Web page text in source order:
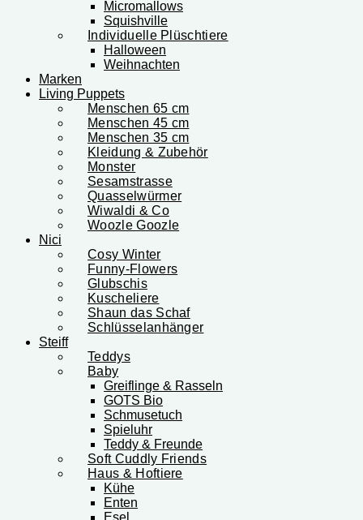
Micromallows
Squishville
Individuelle Plüschtiere
Halloween
Weihnachten
Marken
Living Puppets
Menschen 65 cm
Menschen 45 cm
Menschen 35 cm
Kleidung & Zubehör
Monster
Sesamstrasse
Quasselwürmer
Wiwaldi & Co
Woozle Goozle
Nici
Cosy Winter
Funny-Flowers
Glubschis
Kuscheliere
Shaun das Schaf
Schlüsselanhänger
Steiff
Teddys
Baby
Greiflinge & Rasseln
GOTS Bio
Schmusetuch
Spieluhr
Teddy & Freunde
Soft Cuddly Friends
Haus & Hoftiere
Kühe
Enten